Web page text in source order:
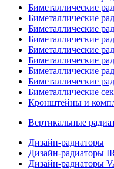
Биметаллические
Биметаллические
Биметаллические
Биметаллические
Биметаллические
Биметаллические
Биметаллические
Биметаллические
Биметаллические
Кронштейны и
Вертикальные
Дизайн-радиаторы
Дизайн-радиаторы
Дизайн-радиаторы